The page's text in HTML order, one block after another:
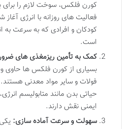
کورن فلکس، سوخت لازم را برای
فعالیت های روزانه با انرژی
کودکان و افرادی که به سرعت به
است.
کمک به تأمین ریزمغذی های
فولات و سایر مواد معدنی
حیاتی بدن مانند متابولیسم
ایمنی نقش دارند.
سهولت و سرعت آماده سازی: